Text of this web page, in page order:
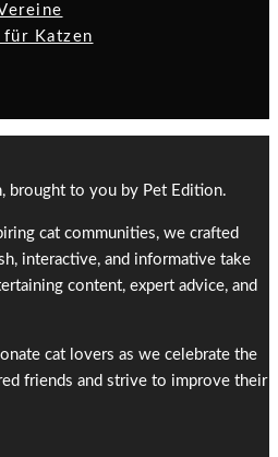
Katzen
brought to you by Pet Edition.
cat communities, we crafted
interactive, and informative take
content, expert advice, and
cat lovers as we celebrate the
friends and strive to improve their